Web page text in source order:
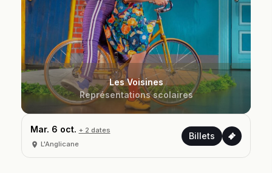
Les Voisines
Représentations scolaires
Mar. 6 oct. + 2 dates
L'Anglicane
Billets